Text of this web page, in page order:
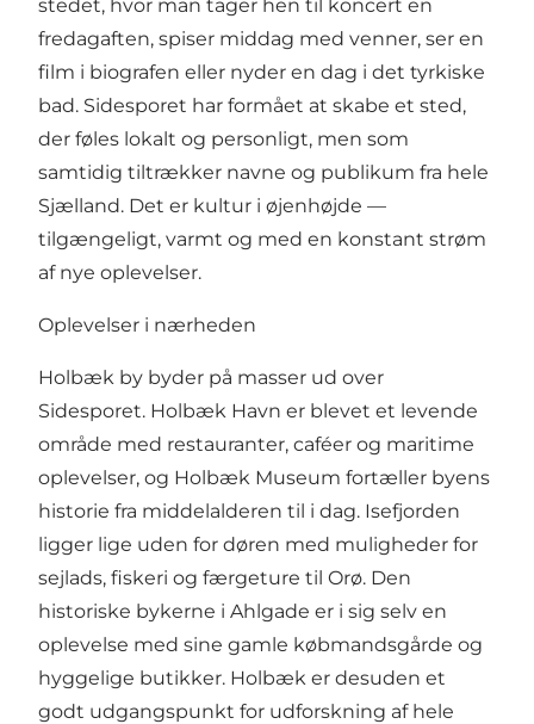
stedet, hvor man tager hen til koncert en
fredagaften, spiser middag med venner, ser en
film i biografen eller nyder en dag i det tyrkiske
bad. Sidesporet har formået at skabe et sted,
der føles lokalt og personligt, men som
samtidig tiltrækker navne og publikum fra hele
Sjælland. Det er kultur i øjenhøjde —
tilgængeligt, varmt og med en konstant strøm
af nye oplevelser.
Oplevelser i nærheden
Holbæk by byder på masser ud over
Sidesporet. Holbæk Havn er blevet et levende
område med restauranter, caféer og maritime
oplevelser, og Holbæk Museum fortæller byens
historie fra middelalderen til i dag. Isefjorden
ligger lige uden for døren med muligheder for
sejlads, fiskeri og færgeture til Orø. Den
historiske bykerne i Ahlgade er i sig selv en
oplevelse med sine gamle købmandsgårde og
hyggelige butikker. Holbæk er desuden et
godt udgangspunkt for udforskning af hele